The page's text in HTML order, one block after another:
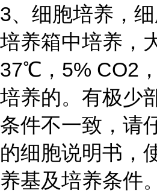
3、细胞培养，
培养箱中培养，
37℃，5% CO2
培养的。有极少
条件不一致，请
的细胞说明书，
养基及培养条件